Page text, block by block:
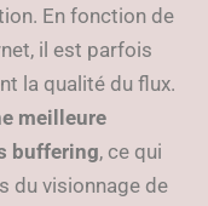
En fonction de
il est parfois
la qualité du flux.
meilleure
buffering, ce qui
du visionnage de